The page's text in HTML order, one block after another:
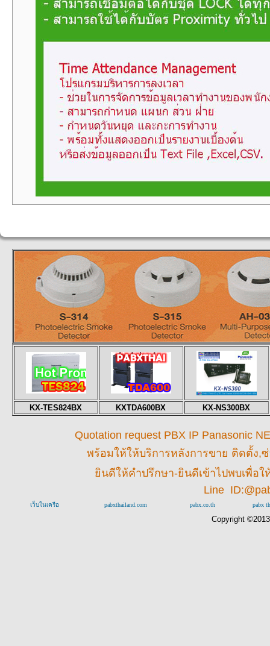
KX-TES824BX KXTDA600BX KX-NS300BX
Quotation request PBX IP Panasonic
พร้อมให้ให้บริการหลังการขาย ติดตั้ง
ยินดีให้คำปรึกษา-ยินดีเข้าไปพบเพื่อใ
Line
เว็บในเครือ pabxthailand.com pabx.co.th pabx
Copyright ©2013